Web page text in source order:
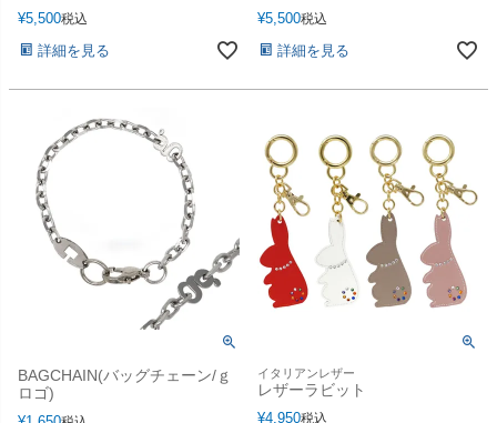
¥5,500税込
詳細を見る
¥5,500税込
詳細を見る
BAGCHAIN(バッグチェーン/ｇ
ロゴ)
イタリアンレザー
レザーラビット
¥4,950税込